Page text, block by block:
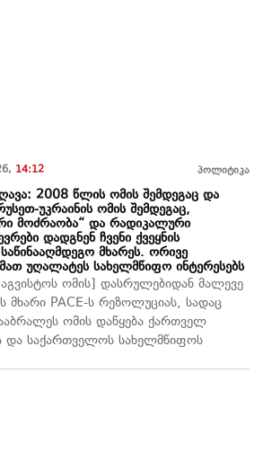
14:12 პოლიტიკა
2008 წლის ომის შემდეგაც და
უკრაინის ომის შემდეგაც,
მოძრაობა“ და რადიკალური
დადგნენ ჩვენი ქვეყნის
მხარეს. ორივე
მათ უღალატეს სახელმწიფო ინტერესებს
ომის] დასრულებიდან მალევე
მხარი PACE-ს რეზოლუციას, სადაც
ომის დაწყება ქართველ
და საქართველოს სახელმწიფოს